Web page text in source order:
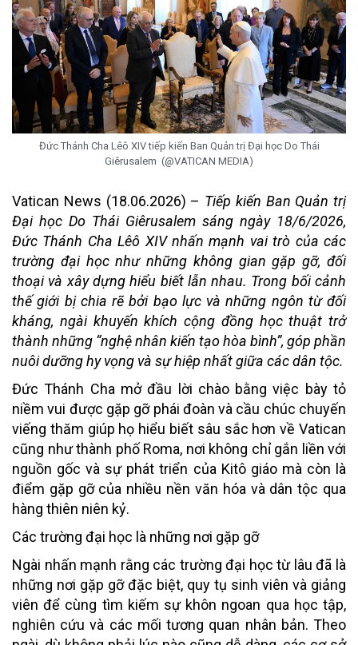
Đức Thánh Cha Lêô XIV tiếp kiến Ban Quản trị Đại học Do Thái
Giêrusalem (@VATICAN MEDIA)
Vatican News (18.06.2026) – Tiếp kiến Ban Quản trị
Đại học Do Thái Giêrusalem sáng ngày 18/6/2026,
Đức Thánh Cha Lêô XIV nhấn mạnh vai trò của các
trường đại học như những không gian gặp gỡ, đối
thoại và xây dựng hiểu biết lẫn nhau. Trong bối cảnh
thế giới bị chia rẽ bởi bạo lực và những ngôn từ đối
kháng, ngài khuyến khích cộng đồng học thuật trở
thành những “nghệ nhân kiến tạo hòa bình”, góp phần
nuôi dưỡng hy vọng và sự hiệp nhất giữa các dân tộc.
Đức Thánh Cha mở đầu lời chào bằng việc bày tỏ
niềm vui được gặp gỡ phái đoàn và cầu chúc chuyến
viếng thăm giúp họ hiểu biết sâu sắc hơn về Vatican
cũng như thành phố Roma, nơi không chỉ gắn liền với
nguồn gốc và sự phát triển của Kitô giáo mà còn là
điểm gặp gỡ của nhiều nền văn hóa và dân tộc qua
hàng thiên niên kỷ.
Các trường đại học là những nơi gặp gỡ
Ngài nhấn mạnh rằng các trường đại học từ lâu đã là
những nơi gặp gỡ đặc biệt, quy tụ sinh viên và giảng
viên để cùng tìm kiếm sự khôn ngoan qua học tập,
nghiên cứu và các mối tương quan nhân bản. Theo